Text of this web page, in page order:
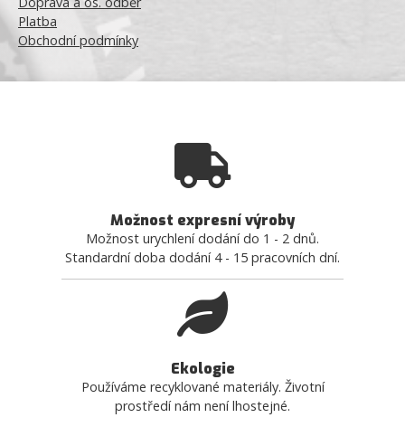
Platba
Obchodní podmínky
Možnost expresní výroby
Možnost urychlení dodání do 1 - 2 dnů.
Standardní doba dodání 4 - 15 pracovních dní.
Ekologie
Používáme recyklované materiály. Životní
prostředí nám není lhostejné.